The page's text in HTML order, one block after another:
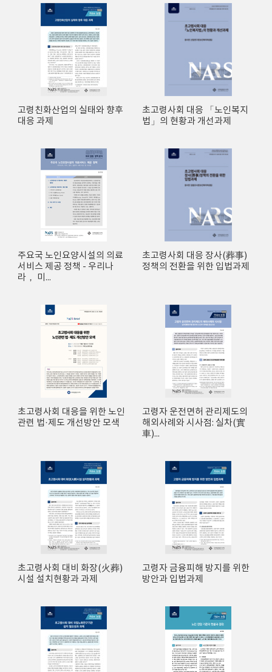
고령친화산업의 실태와 향후
대응 과제
초고령사회 대응 「노인복지
법」의 현황과 개선과제
주요국 노인요양시설의 의료
서비스 제공 정책 - 우리나
라， 미...
초고령사회 대응 장사(葬事)
정책의 전환을 위한 입법과제
초고령사회 대응을 위한 노인
관련 법·제도 개선방안 모색
고령자 운전면허 관리제도의
해외사례와 시사점: 실차(實
車)...
초고령사회 대비 화장(火葬)
시설 설치현황과 과제
고령자 금융피해 방지를 위한
방안과 입법과제